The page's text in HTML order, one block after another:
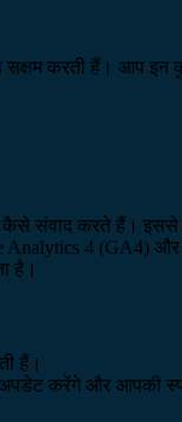
सक्षम करती हैं। आप
संवाद करते हैं। इससे
4 (GA4)
है।
हैं।
अपडेट करेंगे और आपकी